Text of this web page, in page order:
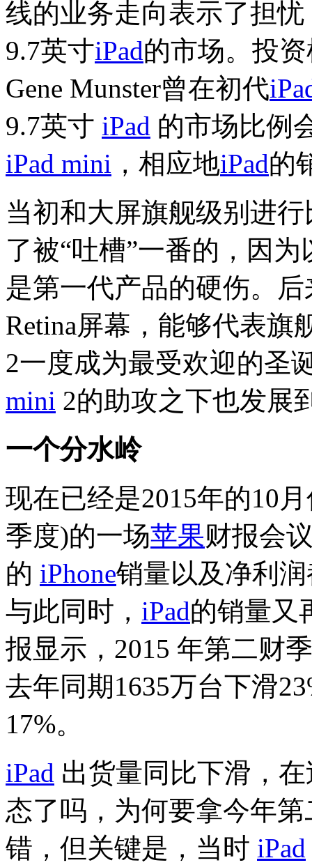
线的业务走向表示了担
9.7英寸iPad的市场。投
Gene Munster曾在初代
9.7英寸 iPad 的市场比例
iPad mini ，相应地iPad的
当初和大屏旗舰级别进
了被“吐槽”一番的，因
是第一代产品的硬伤。
Retina屏幕，能够代表旗
2一度成为最受欢迎的圣
mini 2的助攻之下也发展
一个分水岭
现在已经是2015年的10
季度)的一场苹果财报会
的 iPhone销量以及净利
与此同时， iPad的销量又
报显示，2015 年第二财季
去年同期1635万台下滑
17%。
iPad 出货量同比下滑，
态了吗，为何要拿今年
错，但关键是，当时 iPad